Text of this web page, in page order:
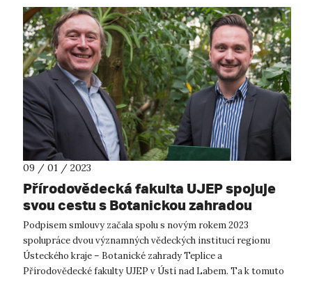
09 / 01 / 2023
Přírodovědecká fakulta UJEP spojuje
svou cestu s Botanickou zahradou
Teplice
Podpisem smlouvy začala spolu s novým rokem 2023
spolupráce dvou významných vědeckých institucí regionu
Ústeckého kraje – Botanické zahrady Teplice a
Přírodovědecké fakulty UJEP v Ústí nad Labem. Ta k tomuto